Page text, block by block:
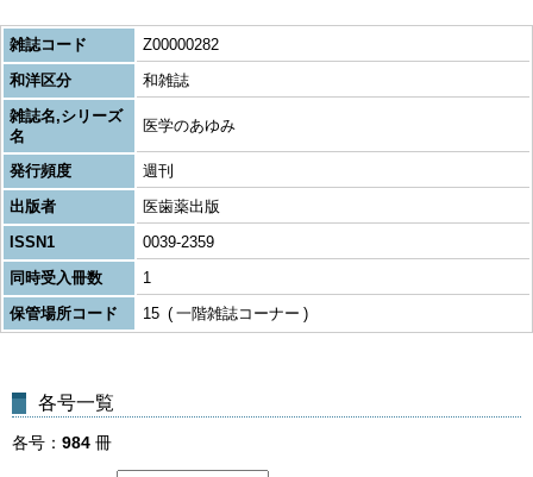
雑誌コード
Z00000282
和洋区分
和雑誌
雑誌名,シリーズ
名
医学のあゆみ
発行頻度
週刊
出版者
医歯薬出版
ISSN1
0039-2359
同時受入冊数
1
保管場所コード
15 一階雑誌コーナー
各号一覧
各号 984 冊